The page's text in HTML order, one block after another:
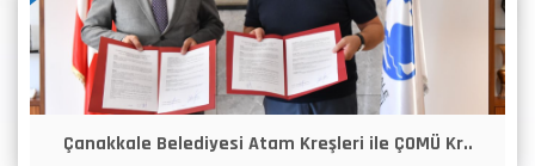
Çanakkale Belediyesi Atam Kreşleri ile ÇOMÜ Kr..